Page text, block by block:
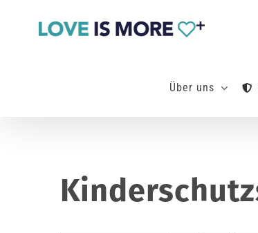
Über uns